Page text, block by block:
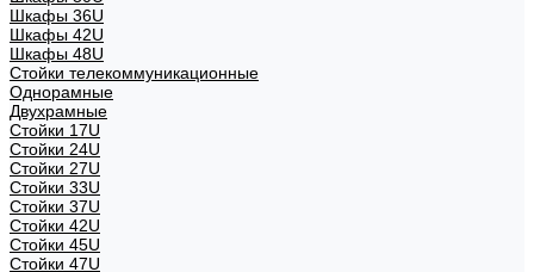
Шкафы 36U
Шкафы 42U
Шкафы 48U
Стойки телекоммуникационные
Однорамные
Двухрамные
Стойки 17U
Стойки 24U
Стойки 27U
Стойки 33U
Стойки 37U
Стойки 42U
Стойки 45U
Стойки 47U